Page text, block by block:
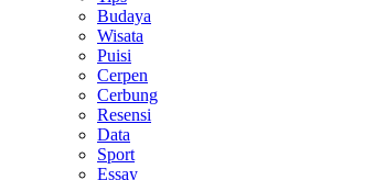
Budaya
Wisata
Puisi
Cerpen
Cerbung
Resensi
Data
Sport
Essay